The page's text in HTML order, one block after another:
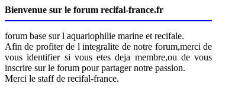
Bienvenue sur le forum recifal-france.fr
forum base sur l aquariophilie marine et recifale.
Afin de profiter de l integralite de notre forum,merci de
vous identifier si vous etes deja membre,ou de vous
inscrire sur le forum pour partager notre passion.
Merci le staff de recifal-france.